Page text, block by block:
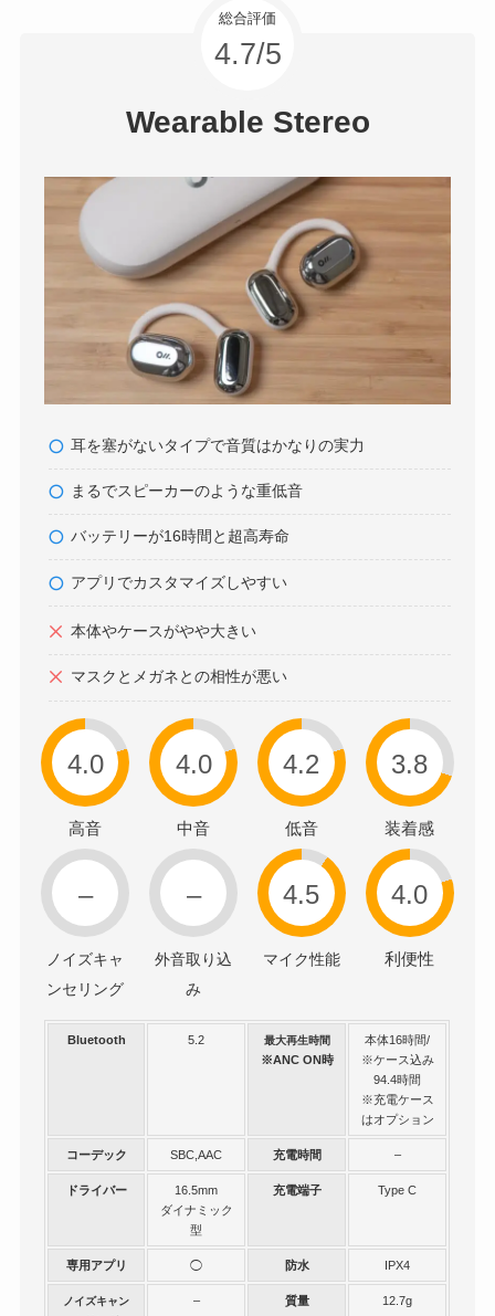
総合評価
4.7/5
Wearable Stereo
耳を塞がないタイプで音質はかなりの実力
まるでスピーカーのような重低音
バッテリーが16時間と超高寿命
アプリでカスタマイズしやすい
本体やケースがやや大きい
マスクとメガネとの相性が悪い
4.0
高音
4.0
中音
4.2
低音
3.8
装着感
–
ノイズキャ
ンセリング
–
外音取り込
み
4.5
マイク性能
4.0
利便性
Bluetooth 5.2 最大再生時間
※ANC ON時
本体16時間/
※ケース込み
94.4時間
※充電ケース
はオプション
コーデック SBC,AAC 充電時間 –
ドライバー
16.5mm
ダイナミック
型
充電端子 Type C
専用アプリ ◯ 防水 IPX4
ノイズキャン
– 質量 12.7g